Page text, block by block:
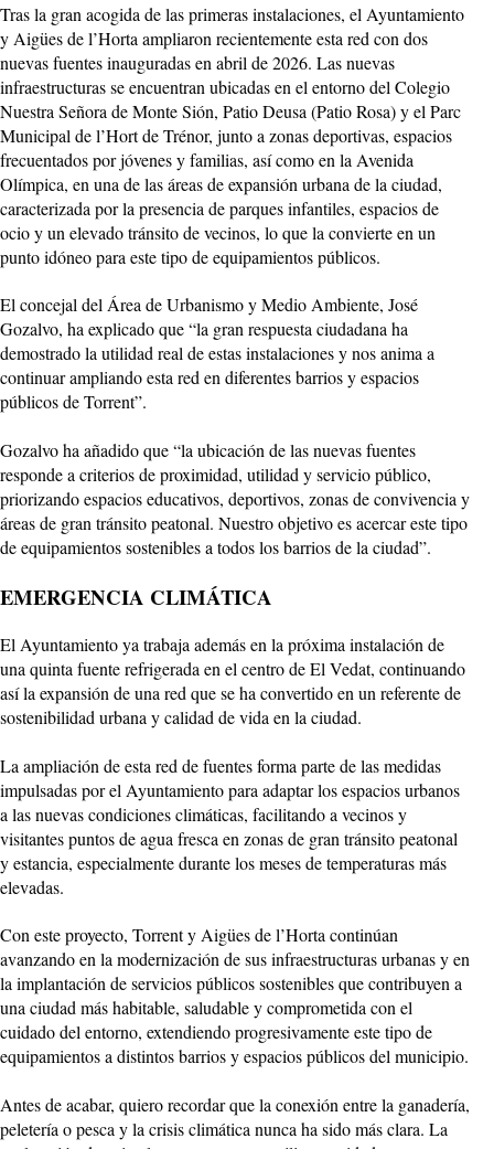
Tras la gran acogida de las primeras instalaciones, el Ayuntamiento
y Aigües de l’Horta ampliaron recientemente esta red con dos
nuevas fuentes inauguradas en abril de 2026. Las nuevas
infraestructuras se encuentran ubicadas en el entorno del Colegio
Nuestra Señora de Monte Sión, Patio Deusa (Patio Rosa) y el Parc
Municipal de l’Hort de Trénor, junto a zonas deportivas, espacios
frecuentados por jóvenes y familias, así como en la Avenida
Olímpica, en una de las áreas de expansión urbana de la ciudad,
caracterizada por la presencia de parques infantiles, espacios de
ocio y un elevado tránsito de vecinos, lo que la convierte en un
punto idóneo para este tipo de equipamientos públicos.
El concejal del Área de Urbanismo y Medio Ambiente, José
Gozalvo, ha explicado que “la gran respuesta ciudadana ha
demostrado la utilidad real de estas instalaciones y nos anima a
continuar ampliando esta red en diferentes barrios y espacios
públicos de Torrent”.
Gozalvo ha añadido que “la ubicación de las nuevas fuentes
responde a criterios de proximidad, utilidad y servicio público,
priorizando espacios educativos, deportivos, zonas de convivencia y
áreas de gran tránsito peatonal. Nuestro objetivo es acercar este tipo
de equipamientos sostenibles a todos los barrios de la ciudad”.
EMERGENCIA CLIMÁTICA
El Ayuntamiento ya trabaja además en la próxima instalación de
una quinta fuente refrigerada en el centro de El Vedat, continuando
así la expansión de una red que se ha convertido en un referente de
sostenibilidad urbana y calidad de vida en la ciudad.
La ampliación de esta red de fuentes forma parte de las medidas
impulsadas por el Ayuntamiento para adaptar los espacios urbanos
a las nuevas condiciones climáticas, facilitando a vecinos y
visitantes puntos de agua fresca en zonas de gran tránsito peatonal
y estancia, especialmente durante los meses de temperaturas más
elevadas.
Con este proyecto, Torrent y Aigües de l’Horta continúan
avanzando en la modernización de sus infraestructuras urbanas y en
la implantación de servicios públicos sostenibles que contribuyen a
una ciudad más habitable, saludable y comprometida con el
cuidado del entorno, extendiendo progresivamente este tipo de
equipamientos a distintos barrios y espacios públicos del municipio.
Antes de acabar, quiero recordar que la conexión entre la ganadería,
peletería o pesca y la crisis climática nunca ha sido más clara. La